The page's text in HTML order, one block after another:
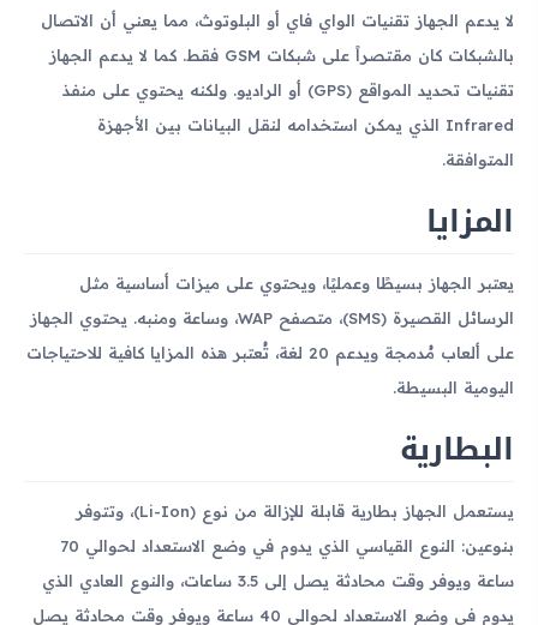
لا يدعم الجهاز تقنيات الواي فاي أو البلوتوث، مما يعني أن الاتصال
بالشبكات كان مقتصراً على شبكات GSM فقط. كما لا يدعم الجهاز
تقنيات تحديد المواقع (GPS) أو الراديو. ولكنه يحتوي على منفذ
Infrared الذي يمكن استخدامه لنقل البيانات بين الأجهزة
المتوافقة.
المزايا
يعتبر الجهاز بسيطًا وعمليًا، ويحتوي على ميزات أساسية مثل
الرسائل القصيرة (SMS)، متصفح WAP، وساعة ومنبه. يحتوي الجهاز
على ألعاب مُدمجة ويدعم 20 لغة، تُعتبر هذه المزايا كافية للاحتياجات
اليومية البسيطة.
البطارية
يستعمل الجهاز بطارية قابلة للإزالة من نوع (Li-Ion)، وتتوفر
بنوعين: النوع القياسي الذي يدوم في وضع الاستعداد لحوالي 70
ساعة ويوفر وقت محادثة يصل إلى 3.5 ساعات، والنوع العادي الذي
يدوم في وضع الاستعداد لحوالي 40 ساعة ويوفر وقت محادثة يصل